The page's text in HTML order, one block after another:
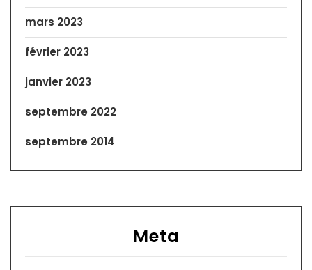
mars 2023
février 2023
janvier 2023
septembre 2022
septembre 2014
Meta